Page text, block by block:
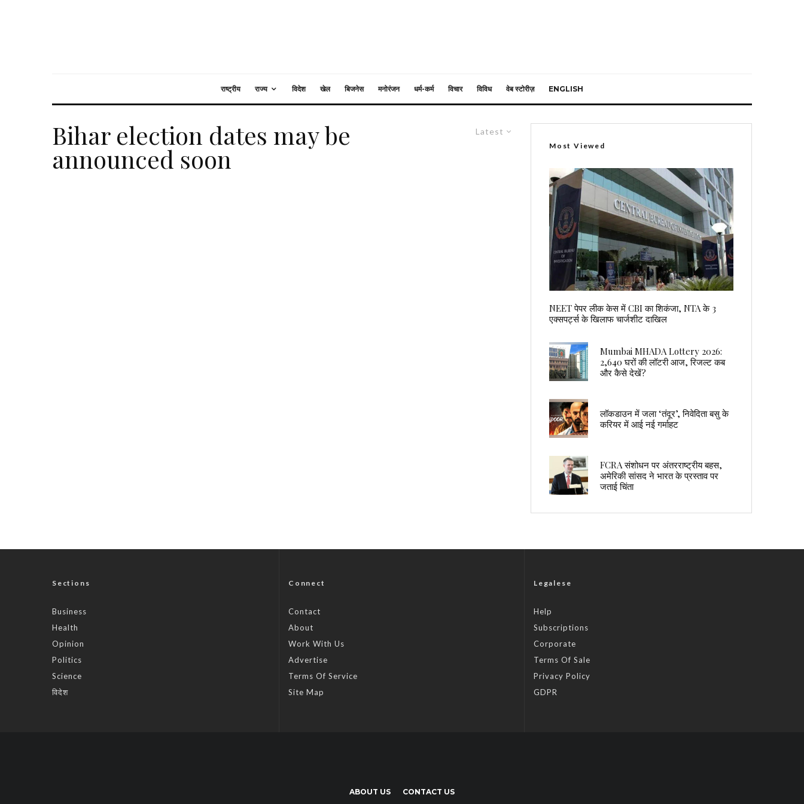
राष्ट्रीय राज्य विदेश खेल बिजनेस मनोरंजन धर्म-कर्म विचार विविध वेब स्टोरीज़ ENGLISH
Latest
Bihar election dates may be
announced soon Most Viewed
NEET पेपर लीक केस में CBI का शिकंजा, NTA के 3
एक्सपर्ट्स के खिलाफ चार्जशीट दाखिल
Mumbai MHADA Lottery 2026:
2,640 घरों की लॉटरी आज, रिजल्ट कब
और कैसे देखें?
लॉकडाउन में जला ‘तंदूर’, निवेदिता बसु के
करियर में आई नई गर्माहट
FCRA संशोधन पर अंतरराष्ट्रीय बहस,
अमेरिकी सांसद ने भारत के प्रस्ताव पर
जताई चिंता
Sections
Business
Health
Opinion
Politics
Science
विदेश
Connect
Contact
About
Work With Us
Advertise
Terms Of Service
Site Map
Legalese
Help
Subscriptions
Corporate
Terms Of Sale
Privacy Policy
GDPR
ABOUT US CONTACT US